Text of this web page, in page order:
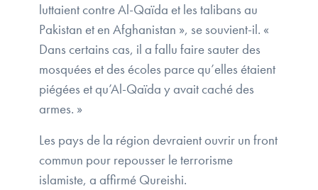
luttaient contre Al-Qaïda et les talibans au
Pakistan et en Afghanistan », se souvient-il. «
Dans certains cas, il a fallu faire sauter des
mosquées et des écoles parce qu’elles étaient
piégées et qu’Al-Qaïda y avait caché des
armes. »
Les pays de la région devraient ouvrir un front
commun pour repousser le terrorisme
islamiste, a affirmé Qureishi.